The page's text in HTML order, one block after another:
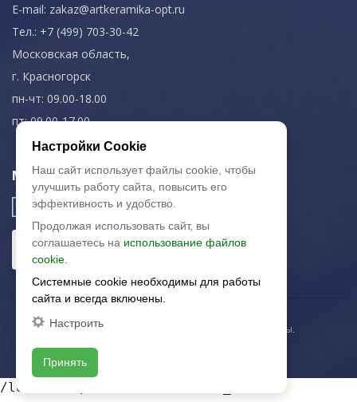
E-mail: zakaz@artkeramika-opt.ru
Тел.: +7 (499) 703-30-42
Московская область,
г. Красногорск
пн-чт: 09.00-18.00
пт: 09.00-17.00
Мы в соц. сетях
© 2003-2026 «Арткерамика». Все права защищены.
/local/templates/artkeramika_new
Настройки Cookie
Наш сайт использует файлы cookie, чтобы
улучшить работу сайта, повысить его
эффективность и удобство.
Продолжая использовать сайт, вы
соглашаетесь на использование файлов
cookie.
Системные cookie необходимы для работы
сайта и всегда включены.
Настроить
Принять